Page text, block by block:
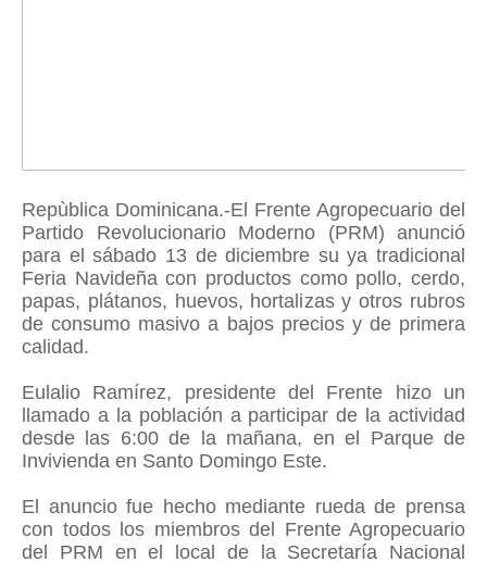
Repùblica Dominicana.-El Frente Agropecuario del
Partido Revolucionario Moderno (PRM) anunció
para el sábado 13 de diciembre su ya tradicional
Feria Navideña con productos como pollo, cerdo,
papas, plátanos, huevos, hortalizas y otros rubros
de consumo masivo a bajos precios y de primera
calidad.
Eulalio Ramírez, presidente del Frente hizo un
llamado a la población a participar de la actividad
desde las 6:00 de la mañana, en el Parque de
Invivienda en Santo Domingo Este.
El anuncio fue hecho mediante rueda de prensa
con todos los miembros del Frente Agropecuario
del PRM en el local de la Secretaría Nacional